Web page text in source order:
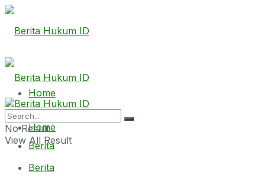
Home
Berita
Home
Berita
No Result
View All Result